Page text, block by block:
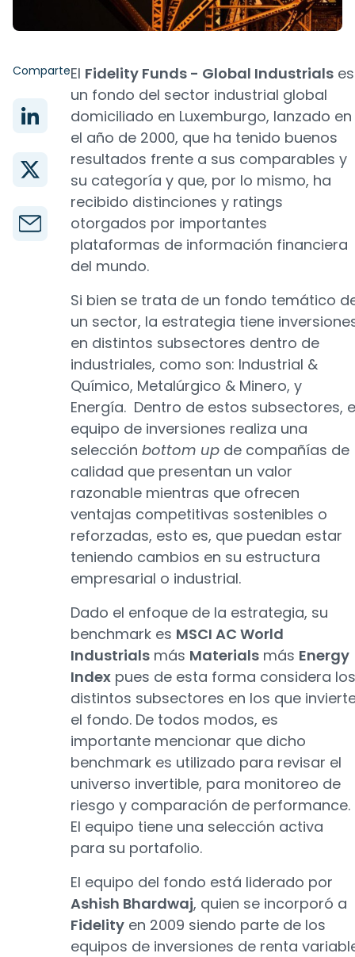
ComparteEl Fidelity Funds - Global Industrials es
un fondo del sector industrial global
domiciliado en Luxemburgo, lanzado en
el año de 2000, que ha tenido buenos
resultados frente a sus comparables y
su categoría y que, por lo mismo, ha
recibido distinciones y ratings
otorgados por importantes
plataformas de información financiera
del mundo.
Si bien se trata de un fondo temático
un sector, la estrategia tiene
en distintos subsectores dentro de
industriales, como son: Industrial &
Químico, Metalúrgico & Minero, y
Energía. Dentro de estos subsectores,
equipo de inversiones realiza una
selección bottom up de compañías de
calidad que presentan un valor
razonable mientras que ofrecen
ventajas competitivas sostenibles o
reforzadas, esto es, que puedan estar
teniendo cambios en su estructura
empresarial o industrial.
Dado el enfoque de la estrategia, su
benchmark es MSCI AC World
Industrials más Materials más Energy
Index pues de esta forma considera los
distintos subsectores en los que
el fondo. De todos modos, es
importante mencionar que dicho
benchmark es utilizado para revisar el
universo invertible, para monitoreo de
riesgo y comparación de performance.
El equipo tiene una selección activa
para su portafolio.
El equipo del fondo está liderado por
Ashish Bhardwaj, quien se incorporó a
Fidelity en 2009 siendo parte de los
equipos de inversiones de renta